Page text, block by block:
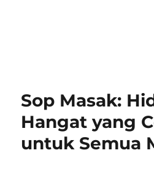
Sop Masak:
Hangat yang
untuk Semua